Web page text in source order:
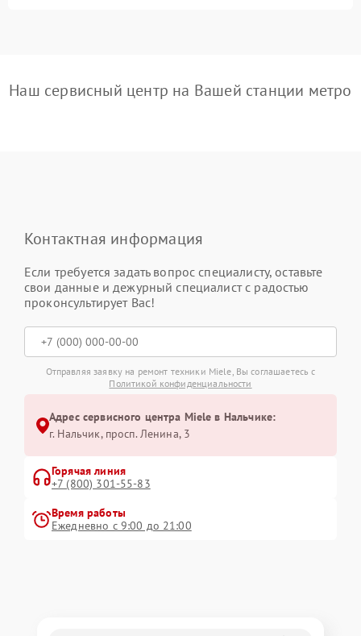
Наш сервисный центр на Вашей станции метро
Контактная информация
Если требуется задать вопрос специалисту, оставьте
свои данные и дежурный специалист с радостью
проконсультирует Вас!
Отправляя заявку на ремонт техники Miele, Вы соглашаетесь с
Политикой конфиденциальности
Адрес сервисного центра Miele в Нальчике:
г. Нальчик, просп. Ленина, 3
Горячая линия
+7 (800) 301-55-83
Время работы
Ежедневно с 9:00 до 21:00